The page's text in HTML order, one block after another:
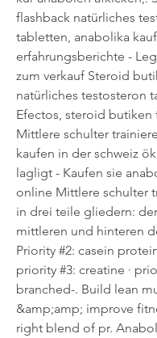
flashback natürliches
tabletten, anabolika
erfahrungsberichte -
zum verkauf Steroid
natürliches testosteron
Efectos, steroid butiken
Mittlere schulter
kaufen in der schweiz
lagligt - Kaufen sie
online Mittlere schulter
in drei teile gliedern:
mittleren und hinteren
Priority #2: casein
priority #3: creatine ·
branched-. Build lean
&amp;amp; improve
right blend of pr.